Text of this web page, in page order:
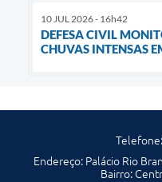
10 JUL 2026 - 16h42
DEFESA CIVIL
CHUVAS INTENSAS
Endereço: Palácio Rio
Bairro: